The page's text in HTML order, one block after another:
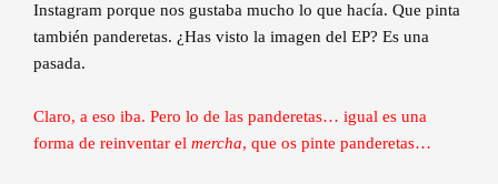
Instagram porque nos gustaba mucho lo que hacía. Que pinta
también panderetas. ¿Has visto la imagen del EP? Es una
pasada.
Claro, a eso iba. Pero lo de las panderetas… igual es una
forma de reinventar el mercha, que os pinte panderetas…